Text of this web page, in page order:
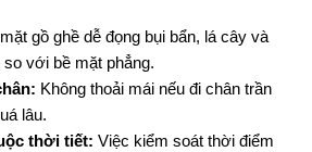
gồ ghề dễ đọng bụi bẩn, lá cây và
với bề mặt phẳng.
Không thoải mái nếu đi chân trần
lâu.
thời tiết: Việc kiểm soát thời điểm